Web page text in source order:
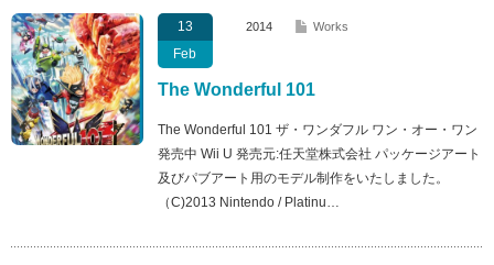
13
Feb
2014 Works
The Wonderful 101
The Wonderful 101 ザ・ワンダフル ワン・オー・ワン
発売中 Wii U 発売元:任天堂株式会社 パッケージアート
及びパブアート用のモデル制作をいたしました。
（C)2013 Nintendo / Platinu…